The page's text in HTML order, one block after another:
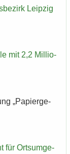
Leip­zig
mit 2,2 Mil­lio­
„Pa­pier­ge­
für Orts­um­ge­